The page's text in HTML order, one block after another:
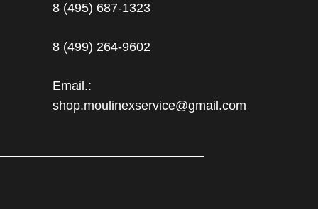
8 (495) 687-1323
8 (499) 264-9602
Email.:
shop.moulinexservice@gmail.com